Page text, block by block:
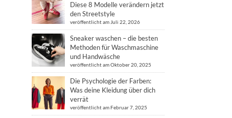
Diese 8 Modelle verändern jetzt
den Streetstyle
veröffentlicht am Juli 22, 2026
Sneaker waschen – die besten
Methoden für Waschmaschine
und Handwäsche
veröffentlicht am Oktober 20, 2025
Die Psychologie der Farben:
Was deine Kleidung über dich
verrät
veröffentlicht am Februar 7, 2025